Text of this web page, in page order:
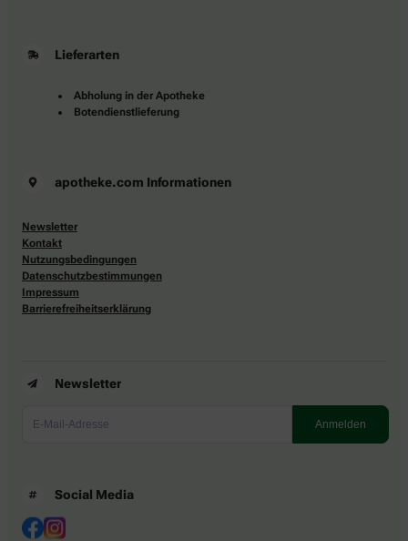
Lieferarten
Abholung in der Apotheke
Botendienstlieferung
apotheke.com Informationen
Newsletter
Kontakt
Nutzungsbedingungen
Datenschutzbestimmungen
Impressum
Barrierefreiheitserklärung
Newsletter
Social Media